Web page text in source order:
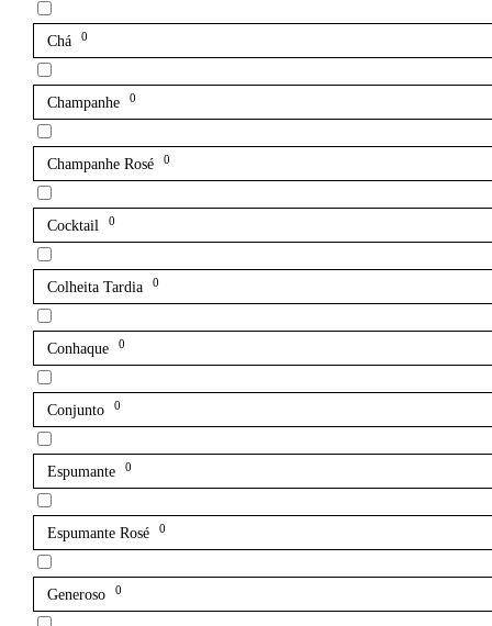
Chá 0
Champanhe 0
Champanhe Rosé 0
Cocktail 0
Colheita Tardia 0
Conhaque 0
Conjunto 0
Espumante 0
Espumante Rosé 0
Generoso 0